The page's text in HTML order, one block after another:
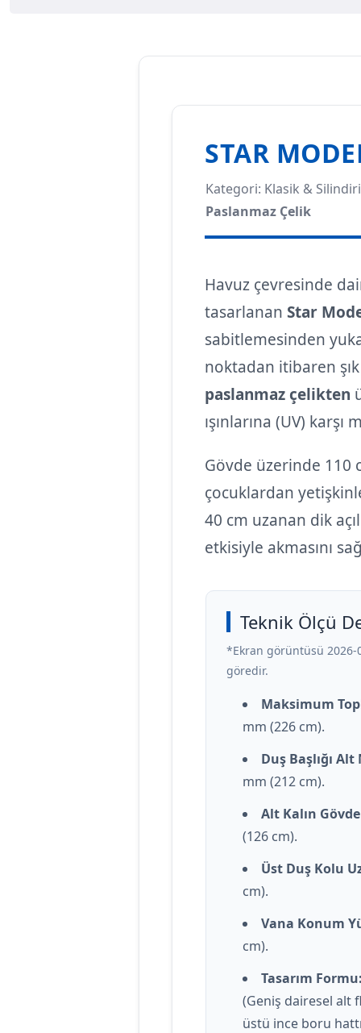
STAR
Kategori: Klasik &
Paslanmaz Çelik
Havuz çevresinde
tasarlanan Star
sabitlemesinden
noktadan itibaren
paslanmaz çelikten
ışınlarına (UV)
Gövde üzerinde 110
çocuklardan
40 cm uzanan dik
etkisiyle akmasını
Teknik Ölçü
*Ekran görüntüsü
göredir.
Maksimum
mm (226 cm).
Duş Başlığı
mm (212 cm).
Alt Kalın
(126 cm).
Üst Duş Kolu
cm).
Vana Konum
cm).
Tasarım Formu:
(Geniş dairesel alt
üstü ince boru